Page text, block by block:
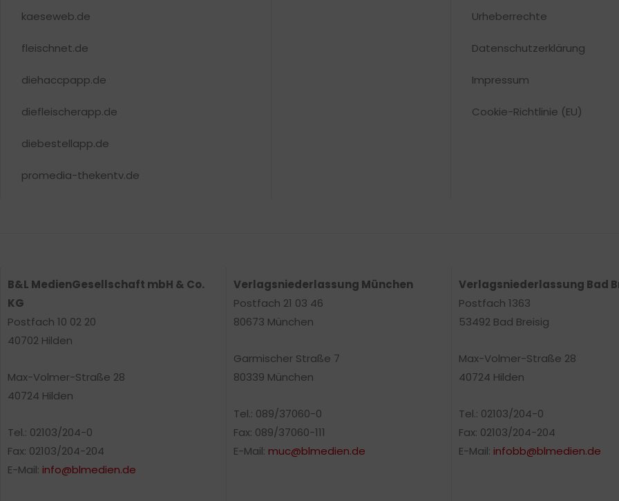
kaeseweb.de
fleischnet.de
diehaccpapp.de
diefleischerapp.de
diebestellapp.de
promedia-thekentv.de
Urheberrechte​
Datenschutzerklärung
Impressum
Cookie-Richtlinie (EU)
B&L MedienGesellschaft mbH & Co.
KG
Postfach 10 02 20
40702 Hilden
Max-Volmer-Straße 28
40724 Hilden
Tel.: 02103/204-0
Fax: 02103/204-204
E-Mail: info@blmedien.de
Verlagsniederlassung München
Postfach 21 03 46
80673 München
Garmischer Straße 7
80339 München
Tel.: 089/37060-0
Fax: 089/37060-111
E-Mail: muc@blmedien.de
Verlagsniederlassung Bad
Postfach 1363
53492 Bad Breisig
Max-Volmer-Straße 28
40724 Hilden
Tel.: 02103/204-0
Fax: 02103/204-204
E-Mail: infobb@blmedien.de